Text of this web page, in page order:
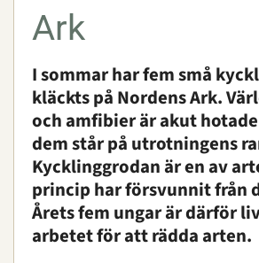
Ark
I sommar har fem små
kläckts på Nordens Ark.
och amfibier är akut
dem står på utrotningens
Kycklinggrodan är en av
princip har försvunnit från
Årets fem ungar är därför
arbetet för att rädda arten.